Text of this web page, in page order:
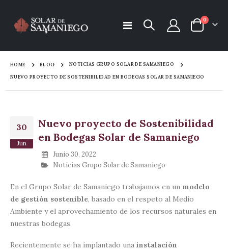
Toggle
Cart
0items
HOME BLOG NOTICIAS GRUPO SOLAR DE SAMANIEGO
NUEVO PROYECTO DE SOSTENIBILIDAD EN BODEGAS SOLAR DE SAMANIEGO
30
Jun
Nuevo proyecto de Sostenibilidad
en Bodegas Solar de Samaniego
Junio 30, 2022
Noticias Grupo Solar de Samaniego
En el Grupo Solar de Samaniego trabajamos en un modelo
de gestión sostenible, basado en el respeto al Medio
Ambiente y el aprovechamiento de los recursos naturales en
nuestras bodegas.
Recientemente se ha implantado una instalación